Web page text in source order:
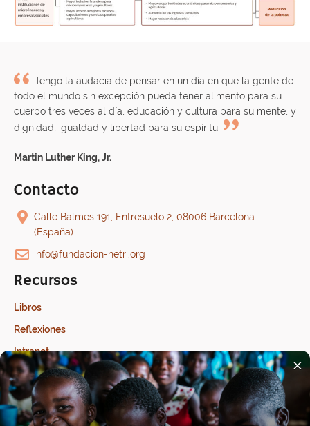
Tengo la audacia de pensar en un día en que la gente de
todo el mundo sin excepción pueda tener alimento para su
cuerpo tres veces al día, educación y cultura para su mente, y
dignidad, igualdad y libertad para su espíritu
Martin Luther King, Jr.
Contacto
Calle Balmes 191, Entresuelo 2, 08006 Barcelona
(España)
info@fundacion-netri.org
Recursos
Libros
Reflexiones
Intranet
Última modificación: 17/07/2026 ×